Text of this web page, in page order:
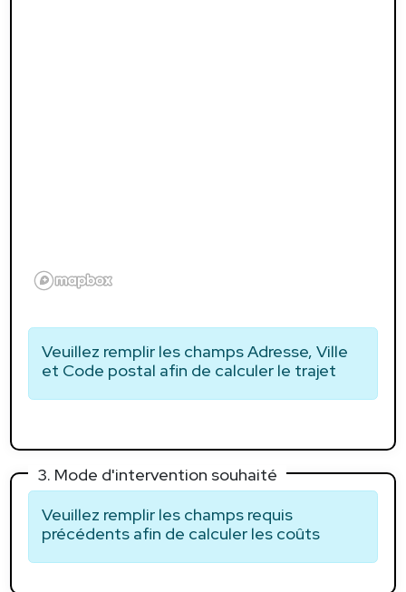
Veuillez remplir les champs Adresse, Ville
et Code postal afin de calculer le trajet
3. Mode d'intervention souhaité
Veuillez remplir les champs requis
précédents afin de calculer les coûts